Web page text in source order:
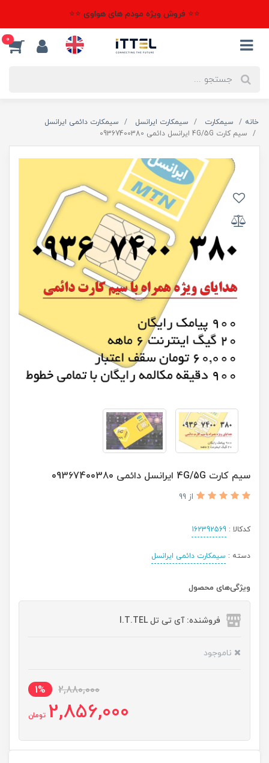
⭐⭐ فروش ویژه مودم های هواوی ⭐⭐
0
خانه سیمکارت سیمکارت ایرانسل
سیمکارت دائمی ایرانسل
سیم کارت 4G/5G ایرانسل دائمی 09367400380
سیم کارت 4G/5G ایرانسل دائمی 09367400380
از 99
کدکالا : 162392569
دسته : سیمکارت دائمی ایرانسل
ویژگی‌های محصول
فروشنده: آی تی تل I.T.TEL
ناموجود
2,880,000
1%
2,856,000 تومان